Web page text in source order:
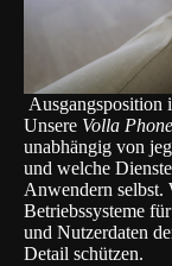
Ausgangsposition
Unsere Volla
unabhängig von
und welche
Anwendern selbst.
Betriebssysteme
und Nutzerdaten
Detail schützen.